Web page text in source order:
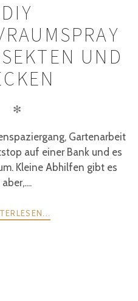
DIY
UND
✻
Gartenarbeit
auf einer Bank und es
Kleine Abhilfen gibt es
aber,....